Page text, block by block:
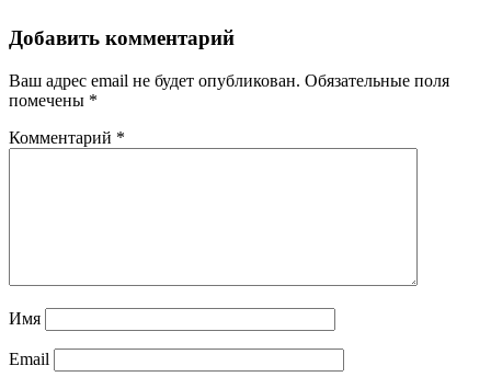
Добавить комментарий
Ваш адрес email не будет опубликован. Обязательные поля
помечены *
Комментарий *
Имя
Email